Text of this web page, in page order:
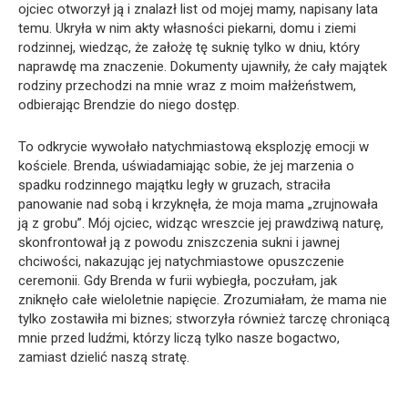
ojciec otworzył ją i znalazł list od mojej mamy, napisany lata
temu. Ukryła w nim akty własności piekarni, domu i ziemi
rodzinnej, wiedząc, że założę tę suknię tylko w dniu, który
naprawdę ma znaczenie. Dokumenty ujawniły, że cały majątek
rodziny przechodzi na mnie wraz z moim małżeństwem,
odbierając Brendzie do niego dostęp.
To odkrycie wywołało natychmiastową eksplozję emocji w
kościele. Brenda, uświadamiając sobie, że jej marzenia o
spadku rodzinnego majątku legły w gruzach, straciła
panowanie nad sobą i krzyknęła, że moja mama „zrujnowała
ją z grobu”. Mój ojciec, widząc wreszcie jej prawdziwą naturę,
skonfrontował ją z powodu zniszczenia sukni i jawnej
chciwości, nakazując jej natychmiastowe opuszczenie
ceremonii. Gdy Brenda w furii wybiegła, poczułam, jak
zniknęło całe wieloletnie napięcie. Zrozumiałam, że mama nie
tylko zostawiła mi biznes; stworzyła również tarczę chroniącą
mnie przed ludźmi, którzy liczą tylko nasze bogactwo,
zamiast dzielić naszą stratę.